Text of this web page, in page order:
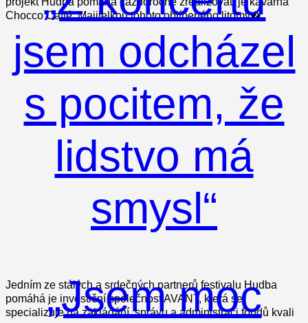
Chocco Caffé. Majitelkou tohoto oblíbeného litomy�
jsem odcházel
s pocitem, že
lidstvo má
smysl“
Jedním ze stálých a srdečných partnerů festivalu Hudba
pomáhá je investiční společnost AVANT, která se
specializuje na zakládání, správu a administraci fondů kvali
„Jsem moc